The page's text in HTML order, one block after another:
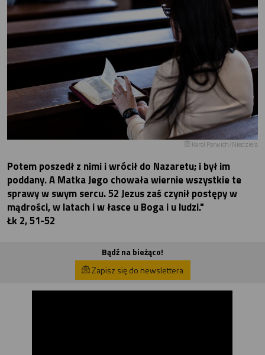
Karol Porwich/Niedziela
Potem poszedł z nimi i wrócił do Nazaretu; i był im
poddany. A Matka Jego chowała wiernie wszystkie te
sprawy w swym sercu. 52 Jezus zaś czynił postępy w
mądrości, w latach i w łasce u Boga i u ludzi."
Łk 2, 51-52
Bądź na bieżąco!
Zapisz się do newslettera